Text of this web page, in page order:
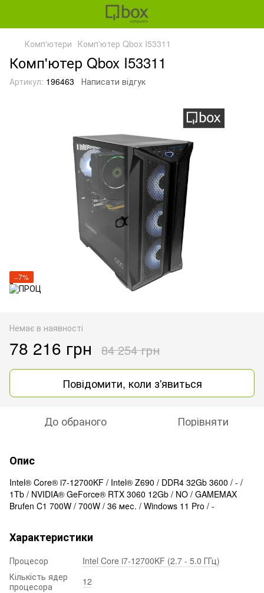
Комп'ютери Комп'ютер Qbox I53311
Комп'ютер Qbox I53311
Артикул: 196463 Написати відгук
−7%
Немає в наявності
78 216 грн 84 254 грн
Повідомити, коли з'явиться
До обраного Порівняти
Опис
Intel® Core® i7-12700KF / Intel® Z690 / DDR4 32Gb 3600 / - /
1Tb / NVIDIA® GeForce® RTX 3060 12Gb / NO / GAMEMAX
Brufen C1 700W / 700W / 36 мес. / Windows 11 Pro / -
Характеристики
Процесор
Intel Core i7-12700KF (2.7 - 5.0 ГГц)
Кількість ядер
процесора
12